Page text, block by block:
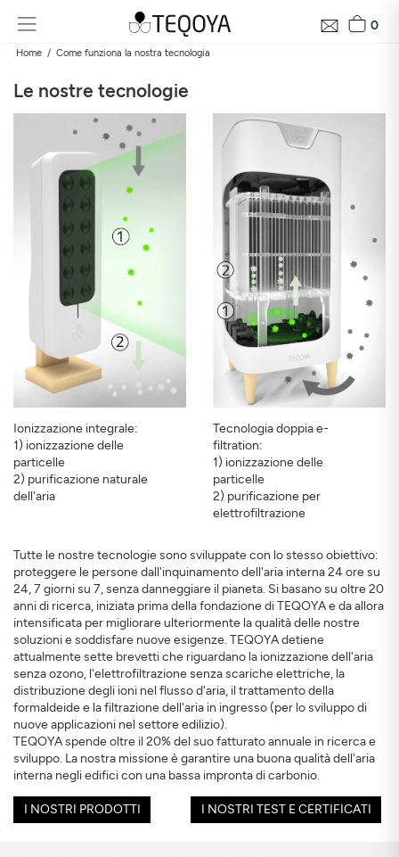
0
Home Come funziona la nostra tecnologia
Le nostre tecnologie
Ionizzazione integrale:
1) ionizzazione delle
particelle
2) purificazione naturale
dell'aria
Tecnologia doppia e-
filtration:
1) ionizzazione delle
particelle
2) purificazione per
elettrofiltrazione
Tutte le nostre tecnologie sono sviluppate con lo stesso obiettivo:
proteggere le persone dall'inquinamento dell'aria interna 24 ore su
24, 7 giorni su 7, senza danneggiare il pianeta. Si basano su oltre 20
anni di ricerca, iniziata prima della fondazione di TEQOYA e da allora
intensificata per migliorare ulteriormente la qualità delle nostre
soluzioni e soddisfare nuove esigenze. TEQOYA detiene
attualmente sette brevetti che riguardano la ionizzazione dell'aria
senza ozono, l'elettrofiltrazione senza scariche elettriche, la
distribuzione degli ioni nel flusso d'aria, il trattamento della
formaldeide e la filtrazione dell'aria in ingresso (per lo sviluppo di
nuove applicazioni nel settore edilizio).
TEQOYA spende oltre il 20% del suo fatturato annuale in ricerca e
sviluppo. La nostra missione è garantire una buona qualità dell'aria
interna negli edifici con una bassa impronta di carbonio.
I NOSTRI PRODOTTI I NOSTRI TEST E CERTIFICATI
Rapporto gratuito sulla qualità dell’aria vicino a te in
Scopri la qualità dell’aria intorno alla tua casa, la sua evoluzione e
il suo impatto sulla tua salute
Indirizzo